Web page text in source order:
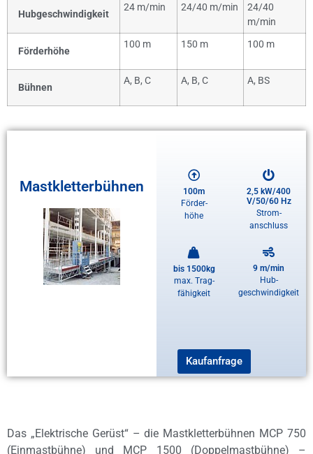
Hubgeschwindigkeit
24 m/min 24/40 m/min
24/40
m/min
Förderhöhe
100 m 150 m 100 m
Bühnen
A, B, C A, B, C A, BS
Mastkletterbühnen
100m
Förder-
höhe
bis 1500kg
max. Trag-
fähigkeit
Kaufanfrage
2,5 kW/400
V/50/60 Hz
Strom-
anschluss
9 m/min
Hub-
geschwindigkeit
Das „Elektrische Gerüst“ – die Mastkletterbühnen MCP 750
(Einmastbühne) und MCP 1500 (Doppelmastbühne) –